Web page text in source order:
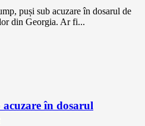
puși sub acuzare în dosarul de
din Georgia. Ar fi...
în dosarul